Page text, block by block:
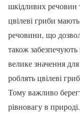
шкідливих речовин
цвілеві гриби
речовини, що
також
велике значення
роблять цвілеві
Тому важливо
рівновагу в природі.